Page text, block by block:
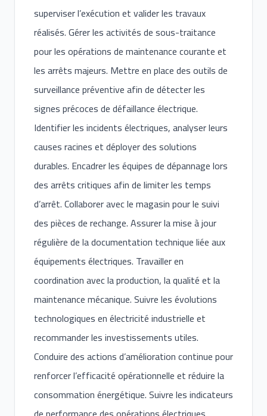
superviser l’exécution et valider les travaux
réalisés. Gérer les activités de sous-traitance
pour les opérations de maintenance courante et
les arrêts majeurs. Mettre en place des outils de
surveillance préventive afin de détecter les
signes précoces de défaillance électrique.
Identifier les incidents électriques, analyser leurs
causes racines et déployer des solutions
durables. Encadrer les équipes de dépannage lors
des arrêts critiques afin de limiter les temps
d’arrêt. Collaborer avec le magasin pour le suivi
des pièces de rechange. Assurer la mise à jour
régulière de la documentation technique liée aux
équipements électriques. Travailler en
coordination avec la production, la qualité et la
maintenance mécanique. Suivre les évolutions
technologiques en électricité industrielle et
recommander les investissements utiles.
Conduire des actions d’amélioration continue pour
renforcer l’efficacité opérationnelle et réduire la
consommation énergétique. Suivre les indicateurs